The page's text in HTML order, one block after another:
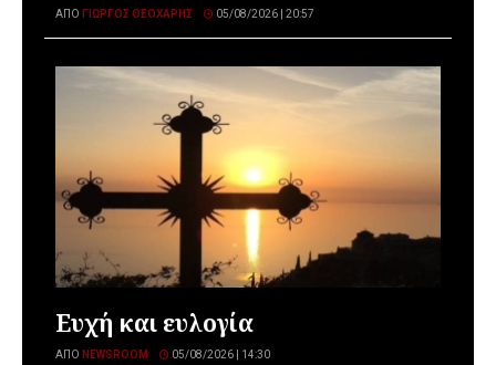
ΑΠΌ ΓΙΏΡΓΟΣ ΘΕΟΧΆΡΗΣ 05/08/2026 | 20:57
Ευχή και ευλογία
ΑΠΌ NEWSROOM 05/08/2026 | 14:30